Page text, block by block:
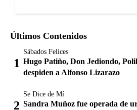
Últimos Contenidos
Sábados Felices
Hugo Patiño, Don Jediondo,
despiden a Alfonso Lizarazo
Se Dice de Mí
Sandra Muñoz fue operada de